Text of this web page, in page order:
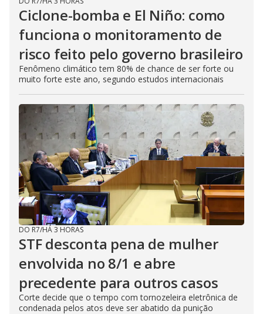
Ciclone-bomba e El Niño: como
funciona o monitoramento de
risco feito pelo governo brasileiro
Fenômeno climático tem 80% de chance de ser forte ou
muito forte este ano, segundo estudos internacionais
DO R7/HÁ 3 HORAS
STF desconta pena de mulher
envolvida no 8/1 e abre
precedente para outros casos
Corte decide que o tempo com tornozeleira eletrônica de
condenada pelos atos deve ser abatido da punição